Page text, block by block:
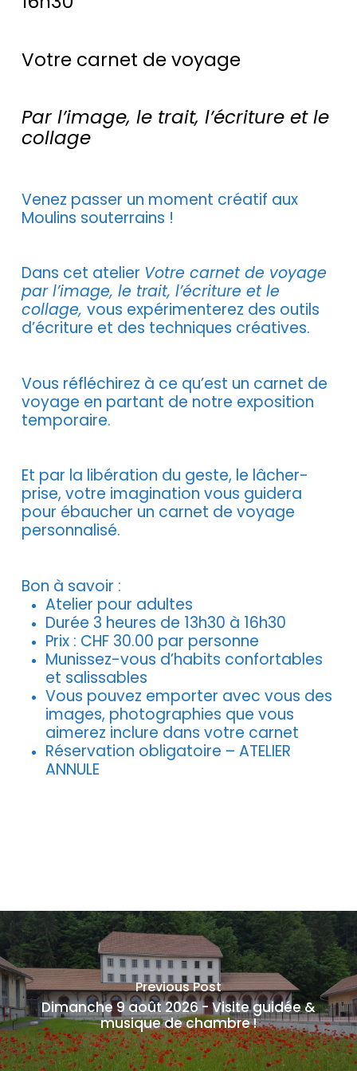
Votre carnet de voyage
Par l’image, le trait, l’écriture et le
collage
Venez passer un moment créatif aux
Moulins souterrains !
Dans cet atelier Votre carnet de voyage
par l’image, le trait, l’écriture et le
collage, vous expérimenterez des outils
d’écriture et des techniques créatives.
Vous réfléchirez à ce qu’est un carnet de
voyage en partant de notre exposition
temporaire.
Et par la libération du geste, le lâcher-
prise, votre imagination vous guidera
pour ébaucher un carnet de voyage
personnalisé.
Bon à savoir :
Atelier pour adultes
Durée 3 heures de 13h30 à 16h30
Prix : CHF 30.00 par personne
Munissez-vous d’habits confortables
et salissables
Vous pouvez emporter avec vous des
images, photographies que vous
aimerez inclure dans votre carnet
Réservation obligatoire – ATELIER
ANNULE
Previous Post
Dimanche 9 août 2026 - Visite guidée &
musique de chambre !